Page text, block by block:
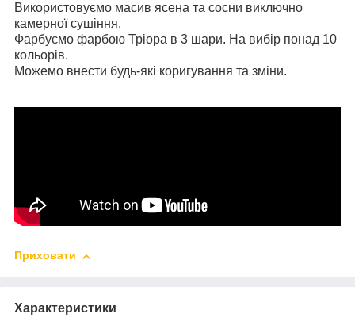
Використовуємо масив ясена та сосни виключно
камерної сушіння.
Фарбуємо фарбою Тріора в 3 шари. На вибір понад 10
кольорів.
Можемо внести будь-які коригування та зміни.
Приховати
Характеристики